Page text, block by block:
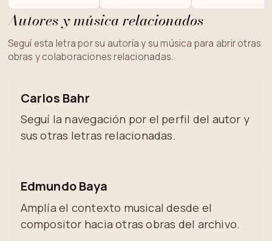
Autores y música relacionados
Seguí esta letra por su autoría y su música para abrir otras
obras y colaboraciones relacionadas.
Carlos Bahr
Seguí la navegación por el perfil del autor y
sus otras letras relacionadas.
Edmundo Baya
Amplía el contexto musical desde el
compositor hacia otras obras del archivo.